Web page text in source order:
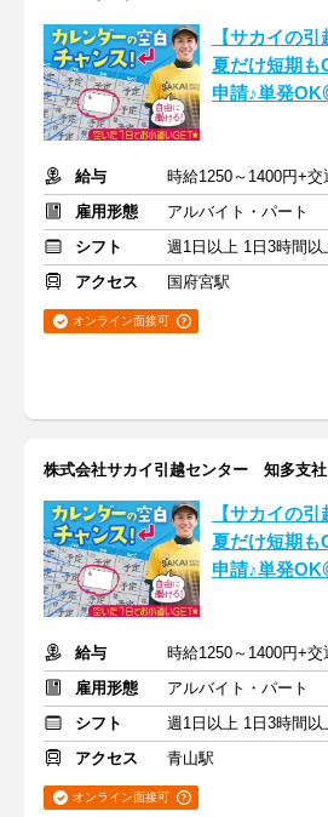
【サカイの
夏だけ短期も
申請♪単発
給与
時給1250～1400円+交
雇用形態
アルバイト・パート
シフト
週1日以上 1日3時間以
アクセス
国府宮駅
オンライン面接可
株式会社サカイ引越センター 知多支社
【サカイの
夏だけ短期も
申請♪単発
給与
時給1250～1400円+交
雇用形態
アルバイト・パート
シフト
週1日以上 1日3時間以
アクセス
青山駅
オンライン面接可